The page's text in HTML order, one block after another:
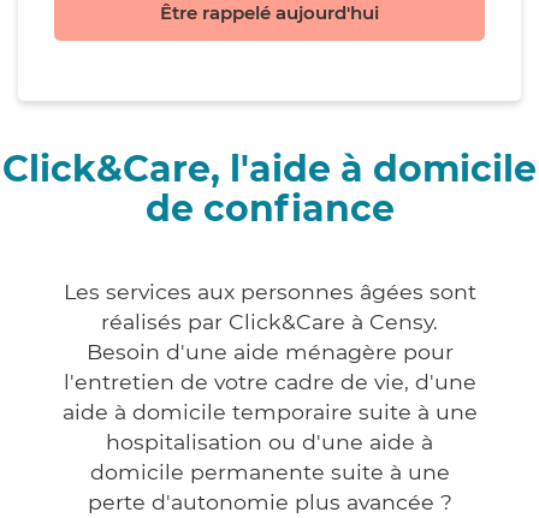
Être rappelé aujourd'hui
Click&Care, l'aide à domicile
de confiance
Les services aux personnes âgées sont
réalisés par Click&Care à Censy.
Besoin d'une aide ménagère pour
l'entretien de votre cadre de vie, d'une
aide à domicile temporaire suite à une
hospitalisation ou d'une aide à
domicile permanente suite à une
perte d'autonomie plus avancée ?